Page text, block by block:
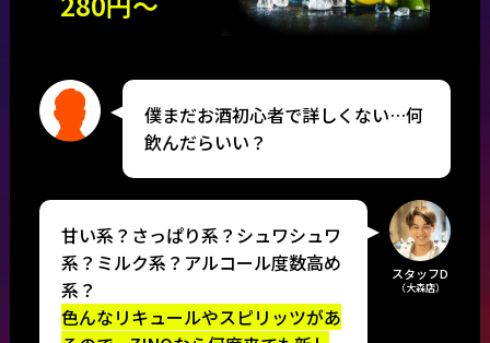
僕まだお酒初心者で詳しくない…何
飲んだらいい？
スタッフD
（大森店）
甘い系？さっぱり系？シュワシュワ
系？ミルク系？アルコール度数高め
系？
色んなリキュールやスピリッツがあ